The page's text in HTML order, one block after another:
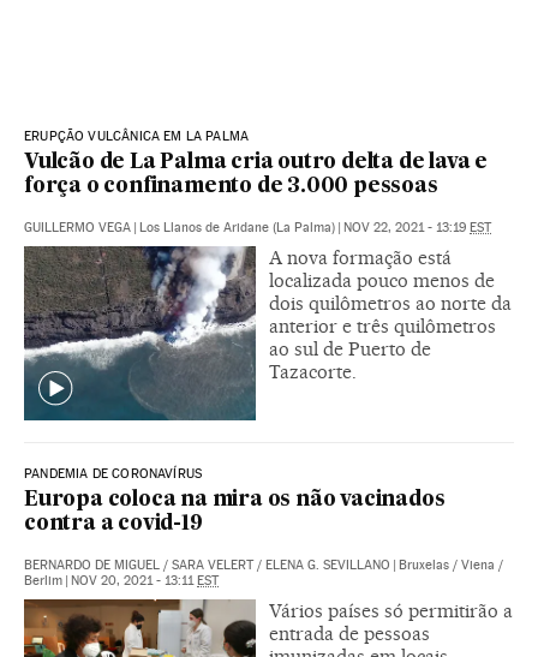
ERUPÇÃO VULCÂNICA EM LA PALMA
Vulcão de La Palma cria outro delta de lava e
força o confinamento de 3.000 pessoas
GUILLERMO VEGA | Los Llanos de Aridane (La Palma) | NOV 22, 2021 - 13:19 EST
A nova formação está
localizada pouco menos de
dois quilômetros ao norte da
anterior e três quilômetros
ao sul de Puerto de
Tazacorte.
PANDEMIA DE CORONAVÍRUS
Europa coloca na mira os não vacinados
contra a covid-19
BERNARDO DE MIGUEL / SARA VELERT/ ELENA G. SEVILLANO | Bruxelas / Viena /
Berlim | NOV 20, 2021 - 13:11EST
Vários países só permitirão a
entrada de pessoas